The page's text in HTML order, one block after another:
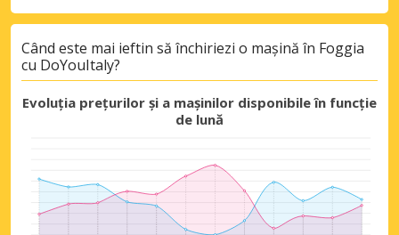
furnizorilor noștri
Autentificare cu eLink
Când este mai ieftin să închiriezi o mașină în Foggia
cu DoYouItaly?
Evoluția prețurilor și a mașinilor disponibile în funcție
de lună